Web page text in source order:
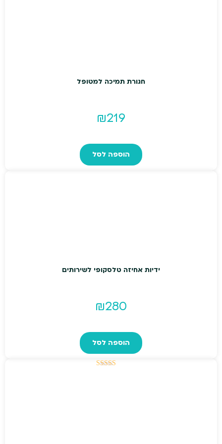
חגורת תמיכה למטופל
₪219
הוספה לסל
ידיות אחיזה טלסקופי לשירותים
₪280
הוספה לסל